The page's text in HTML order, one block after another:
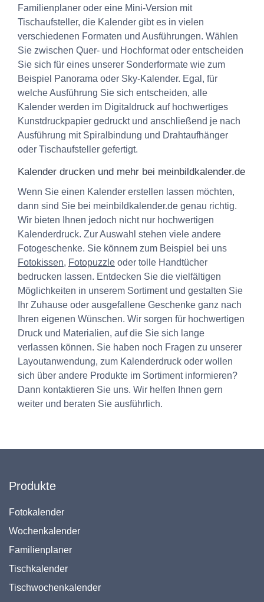
Familienplaner oder eine Mini-Version mit
Tischaufsteller, die Kalender gibt es in vielen
verschiedenen Formaten und Ausführungen. Wählen
Sie zwischen Quer- und Hochformat oder entscheiden
Sie sich für eines unserer Sonderformate wie zum
Beispiel Panorama oder Sky-Kalender. Egal, für
welche Ausführung Sie sich entscheiden, alle
Kalender werden im Digitaldruck auf hochwertiges
Kunstdruckpapier gedruckt und anschließend je nach
Ausführung mit Spiralbindung und Drahtaufhänger
oder Tischaufsteller gefertigt.
Kalender drucken und mehr bei meinbildkalender.de
Wenn Sie einen Kalender erstellen lassen möchten,
dann sind Sie bei meinbildkalender.de genau richtig.
Wir bieten Ihnen jedoch nicht nur hochwertigen
Kalenderdruck. Zur Auswahl stehen viele andere
Fotogeschenke. Sie könnem zum Beispiel bei uns
Fotokissen, Fotopuzzle oder tolle Handtücher
bedrucken lassen. Entdecken Sie die vielfältigen
Möglichkeiten in unserem Sortiment und gestalten Sie
Ihr Zuhause oder ausgefallene Geschenke ganz nach
Ihren eigenen Wünschen. Wir sorgen für hochwertigen
Druck und Materialien, auf die Sie sich lange
verlassen können. Sie haben noch Fragen zu unserer
Layoutanwendung, zum Kalenderdruck oder wollen
sich über andere Produkte im Sortiment informieren?
Dann kontaktieren Sie uns. Wir helfen Ihnen gern
weiter und beraten Sie ausführlich.
Produkte
Fotokalender
Wochenkalender
Familienplaner
Tischkalender
Tischwochenkalender